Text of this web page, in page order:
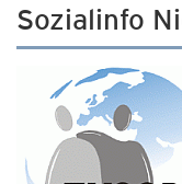
Sozialinfo